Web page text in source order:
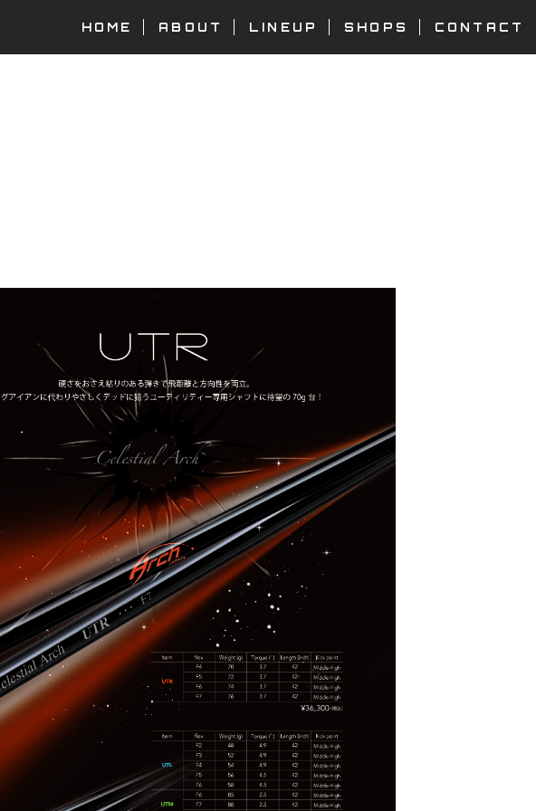
HOME ABOUT LINEUP SHOPS CONTACT